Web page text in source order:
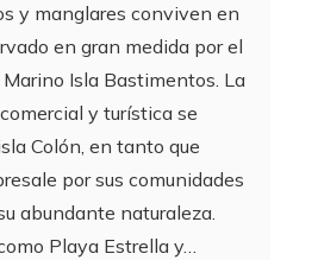
y manglares conviven en
en gran medida por el
Isla Bastimentos. La
y turística se
Colón, en tanto que
por sus comunidades
abundante naturaleza.
Playa Estrella y…